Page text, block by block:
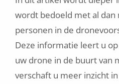
wordt bedoeld met al
personen in de
Deze informatie leert u
uw drone in de buurt van
verschaft u meer inzicht